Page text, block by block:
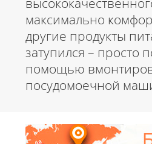
максимально
другие продукты
затупился – просто
помощью
посудомоечной